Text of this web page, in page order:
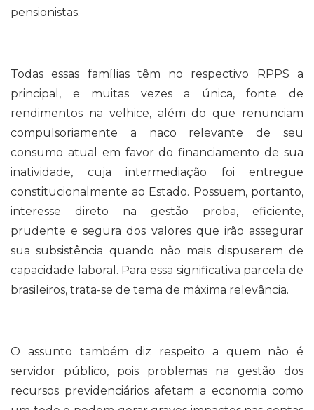
pensionistas.
Todas essas famílias têm no respectivo RPPS a
principal, e muitas vezes a única, fonte de
rendimentos na velhice, além do que renunciam
compulsoriamente a naco relevante de seu
consumo atual em favor do financiamento de sua
inatividade, cuja intermediação foi entregue
constitucionalmente ao Estado. Possuem, portanto,
interesse direto na gestão proba, eficiente,
prudente e segura dos valores que irão assegurar
sua subsistência quando não mais dispuserem de
capacidade laboral. Para essa significativa parcela de
brasileiros, trata-se de tema de máxima relevância.
O assunto também diz respeito a quem não é
servidor público, pois problemas na gestão dos
recursos previdenciários afetam a economia como